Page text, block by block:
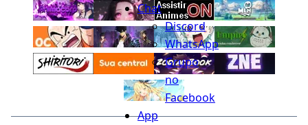
Chat
Discord
WhatsApp
Grupo
no
Facebook
App